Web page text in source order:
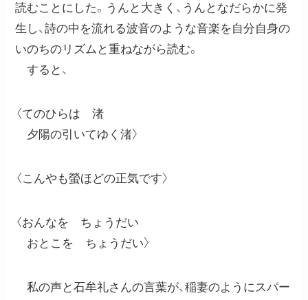
読むことにした。うんと大きく、うんとなだらかに発
生し、詩の中を流れる波音のような音楽を自分自身の
いのちのリズムと重ねながら読む。
すると、
〈てのひらは 渚
夕陽の引いてゆく渚〉
〈こんやも螢ほどの正気です〉
〈おんなを ちょうだい
おとこを ちょうだい〉
私の声と石牟礼さんの言葉が、稲妻のようにスパー